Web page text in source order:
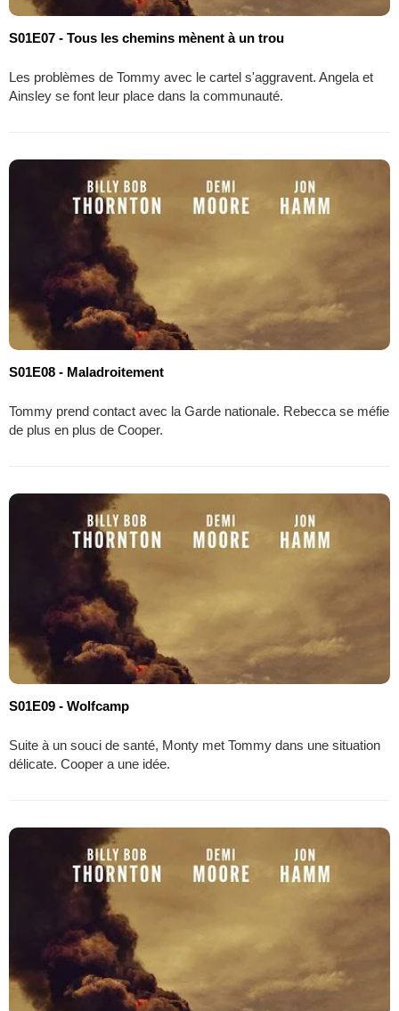
S01E07 - Tous les chemins mènent à un trou
Les problèmes de Tommy avec le cartel s'aggravent. Angela et
Ainsley se font leur place dans la communauté.
S01E08 - Maladroitement
Tommy prend contact avec la Garde nationale. Rebecca se méfie
de plus en plus de Cooper.
S01E09 - Wolfcamp
Suite à un souci de santé, Monty met Tommy dans une situation
délicate. Cooper a une idée.